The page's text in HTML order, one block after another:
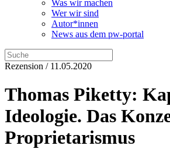
Was wir machen
Wer wir sind
Autor*innen
News aus dem pw-portal
Rezension / 11.05.2020
Thomas Piketty:
Ideologie. Das
Proprietarismus